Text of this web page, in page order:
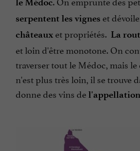
le Médoc
serpentent les vignes et
châteaux et propriétés. La
et loin d'être monotone. On
traverser tout le Médoc, mais
n'est plus très loin, il se trouve
donne des vins de